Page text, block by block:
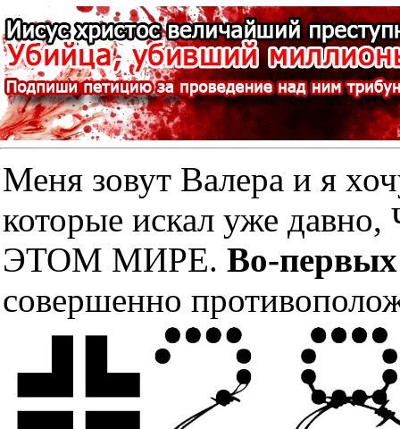
Меня зовут Валера и я
которые искал уже
ЭТОМ МИРЕ. Во-первых
совершенно